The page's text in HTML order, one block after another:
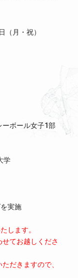
月・祝）
ボール女子1部
学
実施
します。
てお越しくださ
だきますので、